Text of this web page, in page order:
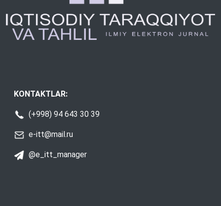
KONTAKTLAR:
(+998) 94 643 30 39
e-itt@mail.ru
@e_itt_manager